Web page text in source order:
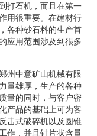
打石机，而且在第一
用很重要。在建材行
各种砂石料的生产首
应用范围涉及到很多
州中意矿山机械有限
量雄厚，生产的各种
量的同时，与客户密
产品的基础上可为客
击式破碎机以及圆锥
作，并且针片状含量